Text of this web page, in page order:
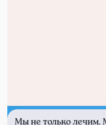
Мы не только лечим.